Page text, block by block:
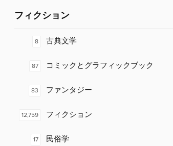
フィクション
8 古典文学
87 コミックとグラフィックブック
83 ファンタジー
12,759 フィクション
17 民俗学